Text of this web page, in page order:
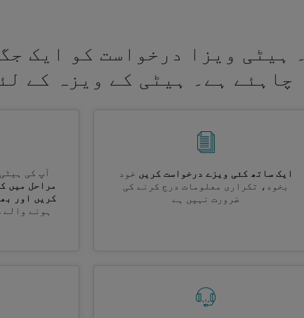
۔ ہیٹی ویزا درخواست کو ایک
چاہئے ہے۔ ہیٹی کے ویزہ کے
ایک ساتھ کئی ویزے درخواست کریں خود
بخود، تکراری معلومات درج کرنے کی
ضرورت نہیں ہے
آپ کی
مراحل میں
کریں اور
ہونے